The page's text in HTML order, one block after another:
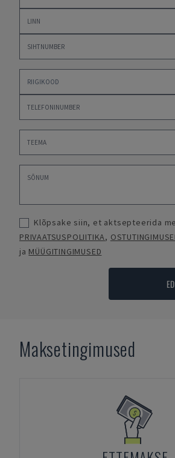
Klõpsake siin, et aktsepteerida
PRIVAATSUSPOLIITIKA,
ja MÜÜGITINGIMUSED
Maksetingimused